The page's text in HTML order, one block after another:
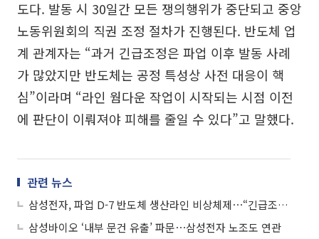
도다. 발동 시 30일간 모든 쟁의행위가 중단되고 중앙
노동위원회의 직권 조정 절차가 진행된다. 반도체 업
계 관계자는 “과거 긴급조정은 파업 이후 발동 사례
가 많았지만 반도체는 공정 특성상 사전 대응이 핵
심”이라며 “라인 웜다운 작업이 시작되는 시점 이전
에 판단이 이뤄져야 피해를 줄일 수 있다”고 말했다.
관련 뉴스
삼성전자, 파업 D-7 반도체 생산라인 비상체제⋯“긴급조정권 검토해야”
삼성바이오 ‘내부 문건 유출’ 파문⋯삼성전자 노조도 연관